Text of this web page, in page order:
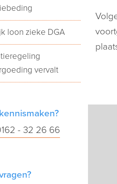
loon zieke DGA
vervalt
- 32 26 66